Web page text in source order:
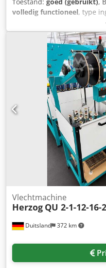
(zie foto) (Wijzigingen en
voorbehouden!) Voor
volledig functioneel, type
, totale
ingangsspanning:400 V,
snijbreedte (max.):2.000
cameragestuurde CNC-
snijwerkzaamheden van
bijbehorende
vormen en ontwerpen
uitgesneden. De machine
perfect! Cedsyx I Duopfx Ap
Duitsland 372 km
Vlechtmachine
Herzog QU 2-1-12-16-